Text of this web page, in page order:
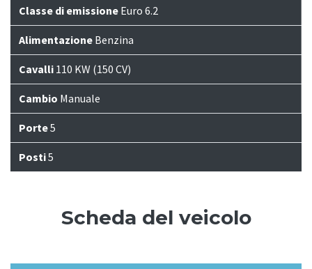
Classe di emissione Euro 6.2
Alimentazione Benzina
Cavalli 110 KW (150 CV)
Cambio Manuale
Porte5
Posti5
Scheda del veicolo